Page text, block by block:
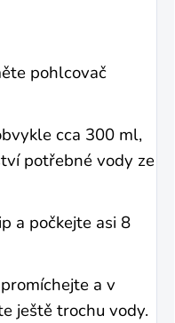
pohlcovač
cca 300 ml,
potřebné vody ze
a počkejte asi 8
a v
ještě trochu vody.